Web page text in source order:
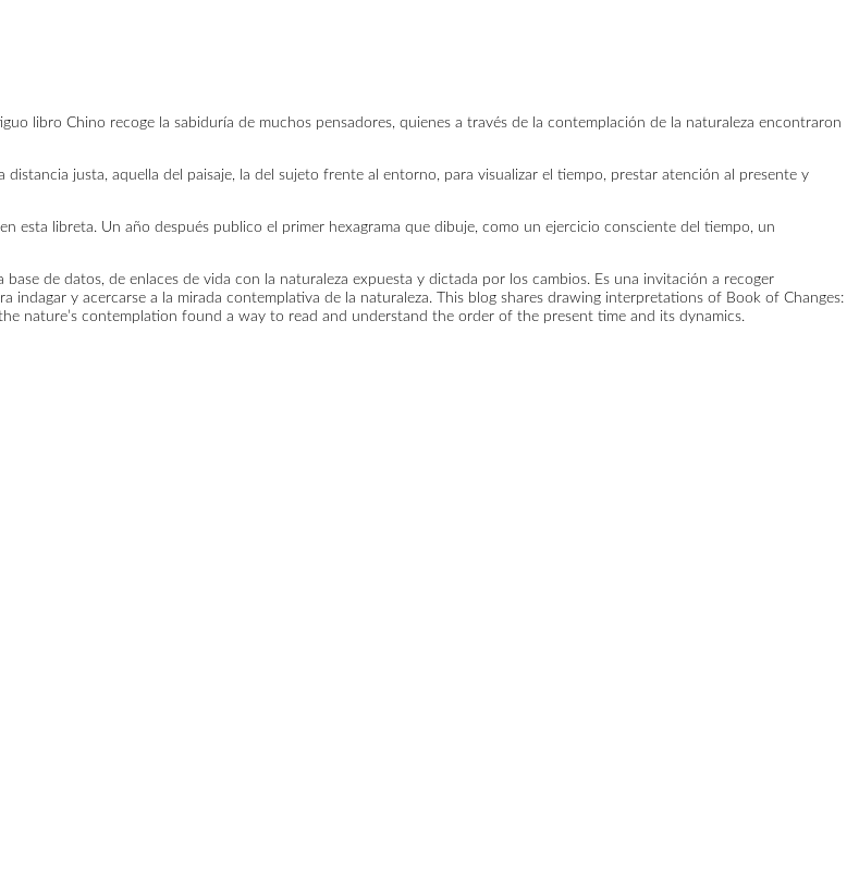
libro Chino recoge la sabiduría de muchos pensadores, quienes a través de la contemplación de la naturaleza encontraron
justa, aquella del paisaje, la del sujeto frente al entorno, para visualizar el tiempo, prestar atención al presente y
esta libreta. Un año después publico el primer hexagrama que dibuje, como un ejercicio consciente del tiempo, un
de datos, de enlaces de vida con la naturaleza expuesta y dictada por los cambios. Es una invitación a recoger
y acercarse a la mirada contemplativa de la naturaleza. This blog shares drawing interpretations of Book of Changes:
nature’s contemplation found a way to read and understand the order of the present time and its dynamics.